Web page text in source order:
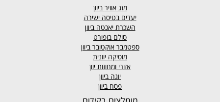
מזג אוויר ביוון
יעדים בטיסה ישירה
השכרת יאכטה ביוון
סולם בופורט
ספטמבר אוקטובר ביוון
מוסיקה יוונית
אזורי ומחוזות יוון
יוגה ביוון
פסח ביוון